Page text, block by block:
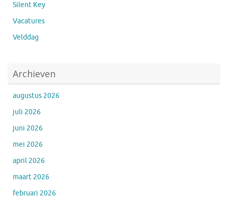
Silent Key
Vacatures
Velddag
Archieven
augustus 2026
juli 2026
juni 2026
mei 2026
april 2026
maart 2026
februari 2026